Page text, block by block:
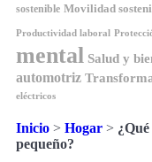
sostenible Movilidad
Productividad laboral
mental Salud y
automotriz
eléctricos
Inicio > Hogar >
pequeño?